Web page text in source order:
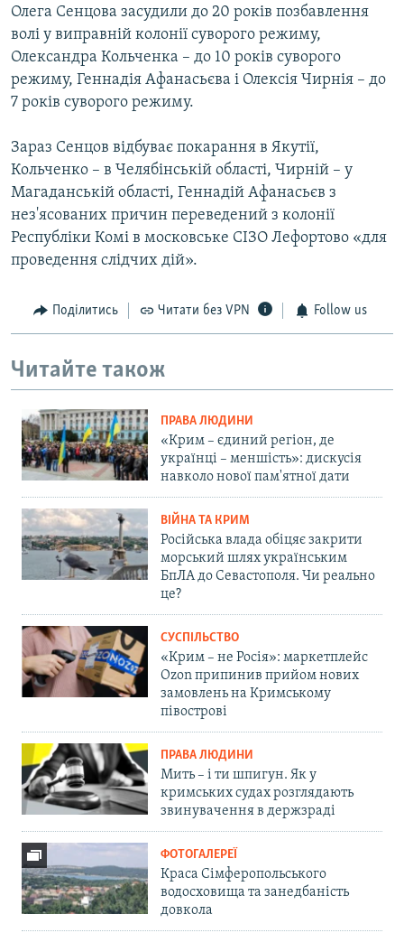
Олега Сенцова засудили до 20 років позбавлення
волі у виправній колонії суворого режиму,
Олександра Кольченка – до 10 років суворого
режиму, Геннадія Афанасьєва і Олексія Чирнія – до
7 років суворого режиму.
Зараз Сенцов відбуває покарання в Якутії,
Кольченко – в Челябінській області, Чирній – у
Магаданській області, Геннадій Афанасьєв з
нез'ясованих причин переведений з колонії
Республіки Комі в московське СІЗО Лефортово «для
проведення слідчих дій».
Поділитись Читати без VPN Follow us
Читайте також
ПРАВА ЛЮДИНИ
«Крим – єдиний регіон, де
українці – меншість»: дискусія
навколо нової пам'ятної дати
ВІЙНА ТА КРИМ
Російська влада обіцяє закрити
морський шлях українським
БпЛА до Севастополя. Чи реально
це?
СУСПІЛЬСТВО
«Крим – не Росія»: маркетплейс
Ozon припинив прийом нових
замовлень на Кримському
півострові
ПРАВА ЛЮДИНИ
Мить – і ти шпигун. Як у
кримських судах розглядають
звинувачення в держзраді
ФОТОГАЛЕРЕЇ
Краса Сімферопольського
водосховища та занедбаність
довкола